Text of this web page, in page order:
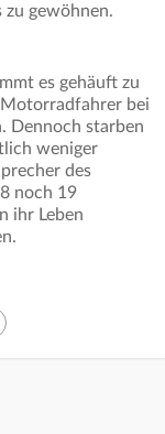
gewöhnen.
es gehäuft zu
bei
Dennoch starben
weniger
des
noch 19
ihr Leben